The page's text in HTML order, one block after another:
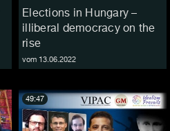
Elections in Hungary –
illiberal democracy on the
rise
vom 13.06.2022
49:47